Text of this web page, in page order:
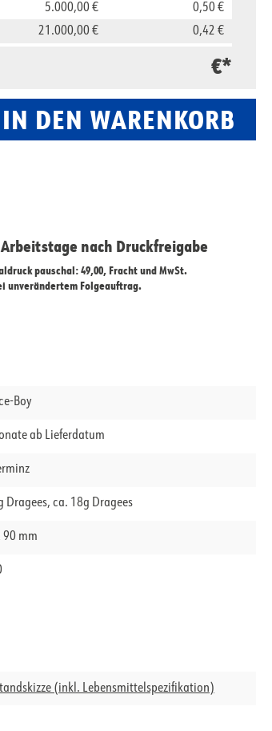
5.000,00 €
0,50 €
21.000,00 €
0,42 €
€*
gewünschten Wert ein oder
IN DEN WARENKORB
nach Druckfreigabe
pauschal: 49,00, Fracht und MwSt.
unverändertem Folgeauftrag.
Boy
ab Lieferdatum
Dragees, ca. 18g Dragees
90 mm
(inkl. Lebensmittelspezifikation)